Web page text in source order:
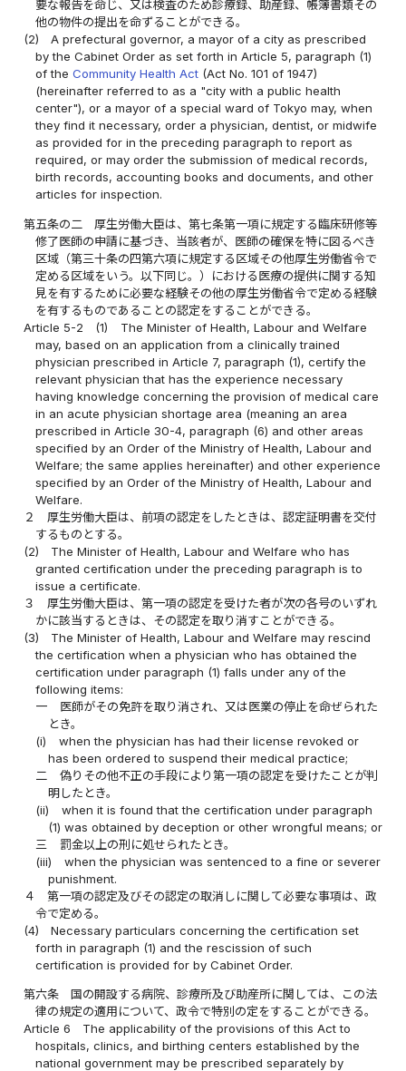
要な報告を命じ、又は検査のため診療録、助産録、帳簿書類その
他の物件の提出を命ずることができる。
(2)
A prefectural governor, a mayor of a city as prescribed
by the Cabinet Order as set forth in Article 5, paragraph (1)
of theCommunity Health Act (Act No. 101 of 1947)
(hereinafter referred to as a "city with a public health
center"), or a mayor of a special ward of Tokyo may, when
they find it necessary, order a physician, dentist, or midwife
as provided for in the preceding paragraph to report as
required, or may order the submission of medical records,
birth records, accounting books and documents, and other
articles for inspection.
第五条の二
厚生労働大臣は、第七条第一項に規定する臨床研修等
修了医師の申請に基づき、当該者が、医師の確保を特に図るべき
区域（第三十条の四第六項に規定する区域その他厚生労働省令で
定める区域をいう。以下同じ。）における医療の提供に関する知
見を有するために必要な経験その他の厚生労働省令で定める経験
を有するものであることの認定をすることができる。
Article 5-2
(1)
The Minister of Health, Labour and Welfare
may, based on an application from a clinically trained
physician prescribed in Article 7, paragraph (1), certify the
relevant physician that has the experience necessary
having knowledge concerning the provision of medical care
in an acute physician shortage area (meaning an area
prescribed in Article 30-4, paragraph (6) and other areas
specified by an Order of the Ministry of Health, Labour and
Welfare; the same applies hereinafter) and other experience
specified by an Order of the Ministry of Health, Labour and
Welfare.
２
厚生労働大臣は、前項の認定をしたときは、認定証明書を交付
するものとする。
(2)
The Minister of Health, Labour and Welfare who has
granted certification under the preceding paragraph is to
issue a certificate.
３
厚生労働大臣は、第一項の認定を受けた者が次の各号のいずれ
かに該当するときは、その認定を取り消すことができる。
(3)
The Minister of Health, Labour and Welfare may rescind
the certification when a physician who has obtained the
certification under paragraph (1) falls under any of the
following items:
一
医師がその免許を取り消され、又は医業の停止を命ぜられた
とき。
(i)
when the physician has had their license revoked or
has been ordered to suspend their medical practice;
二
偽りその他不正の手段により第一項の認定を受けたことが判
明したとき。
(ii)
when it is found that the certification under paragraph
(1) was obtained by deception or other wrongful means; or
三
罰金以上の刑に処せられたとき。
(iii)
when the physician was sentenced to a fine or severer
punishment.
４
第一項の認定及びその認定の取消しに関して必要な事項は、政
令で定める。
(4)
Necessary particulars concerning the certification set
forth in paragraph (1) and the rescission of such
certification is provided for by Cabinet Order.
第六条
国の開設する病院、診療所及び助産所に関しては、この法
律の規定の適用について、政令で特別の定をすることができる。
Article 6
The applicability of the provisions of this Act to
hospitals, clinics, and birthing centers established by the
national government may be prescribed separately by